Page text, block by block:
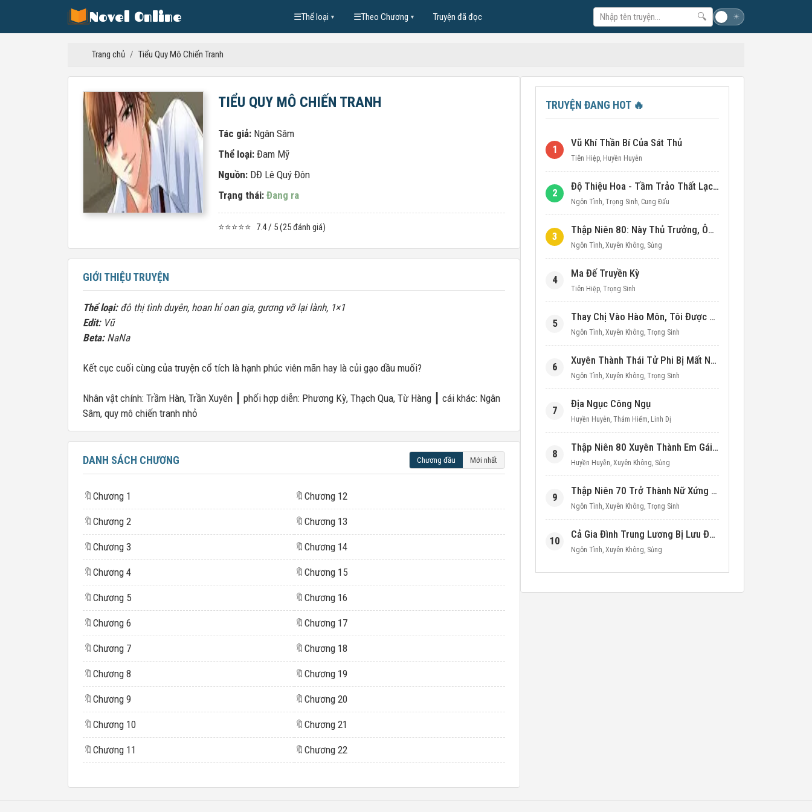
Novel Online ☰Thể loại ▼ ☰Theo Chương ▼ Truyện đã đọc 🔍 ☀
Trang chủ / Tiểu Quy Mô Chiến Tranh
TIỂU QUY MÔ CHIẾN TRANH
Tác giả: Ngân Sâm
Thể loại: Đam Mỹ
Nguồn: DĐ Lê Quý Đôn
Trạng thái: Đang ra
⭐⭐⭐⭐⭐ 7.4 / 5 (25 đánh giá)
GIỚI THIỆU TRUYỆN
Thể loại: đô thị tình duyên, hoan hỉ oan gia, gương vỡ lại lành, 1×1
Edit:Vũ
Beta:NaNa
Kết cục cuối cùng của truyện cổ tích là hạnh phúc viên mãn hay là củi gạo dầu muối?
Nhân vật chính: Trầm Hàn, Trần Xuyên ┃ phối hợp diễn: Phương Kỳ, Thạch Qua, Từ Hàng ┃ cái khác: Ngân
Sâm, quy mô chiến tranh nhỏ
DANH SÁCH CHƯƠNG Chương đầu Mới nhất
🔖 Chương 1
🔖 Chương 2
🔖 Chương 3
🔖 Chương 4
🔖 Chương 5
🔖 Chương 6
🔖 Chương 7
🔖 Chương 8
🔖 Chương 9
🔖 Chương 10
🔖 Chương 11
🔖 Chương 12
🔖 Chương 13
🔖 Chương 14
🔖 Chương 15
🔖 Chương 16
🔖 Chương 17
🔖 Chương 18
🔖 Chương 19
🔖 Chương 20
🔖 Chương 21
🔖 Chương 22
TRUYỆN ĐANG HOT 🔥
1
Vũ Khí Thần Bí Của Sát Thủ
Tiên Hiệp, Huyền Huyễn
2
Độ Thiệu Hoa - Tầm Trảo Thất Lạc Đích Ái Tình
Ngôn Tình, Trọng Sinh, Cung Đấu
3
Thập Niên 80: Này Thủ Trưởng, Ôm Một Cái Đi!
Ngôn Tình, Xuyên Không, Sủng
4
Ma Đế Truyền Kỳ
Tiên Hiệp, Trọng Sinh
5
Thay Chị Vào Hào Môn, Tôi Được Cưng Chiều Hết Mực (Thập Niên 90)
Ngôn Tình, Xuyên Không, Trọng Sinh
6
Xuyên Thành Thái Tử Phi Bị Mất Nước
Ngôn Tình, Xuyên Không, Trọng Sinh
7
Địa Ngục Công Ngụ
Huyền Huyễn, Thám Hiểm, Linh Dị
8
Thập Niên 80 Xuyên Thành Em Gái Học Bá
Huyền Huyễn, Xuyên Không, Sủng
9
Thập Niên 70 Trở Thành Nữ Xứng Nuôi Con Làm Giàu
Ngôn Tình, Xuyên Không, Trọng Sinh
10
Cả Gia Đình Trung Lương Bị Lưu Đày, Ta Mang Không Gian Cứu Cả Nhà
Ngôn Tình, Xuyên Không, Sủng